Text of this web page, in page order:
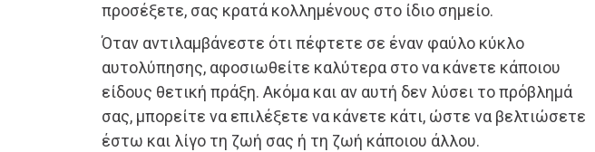
προσέξετε, σας κρατά κολλημένους στο ίδιο σημείο.
Όταν αντιλαμβάνεστε ότι πέφτετε σε έναν φαύλο κύκλο
αυτολύπησης, αφοσιωθείτε καλύτερα στο να κάνετε κάποιου
είδους θετική πράξη. Ακόμα και αν αυτή δεν λύσει το πρόβλημά
σας, μπορείτε να επιλέξετε να κάνετε κάτι, ώστε να βελτιώσετε
έστω και λίγο τη ζωή σας ή τη ζωή κάποιου άλλου.